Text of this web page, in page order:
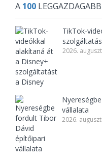
A 100 LEGGAZDAGABB
TikTok-
2026.
vállalata
2026.